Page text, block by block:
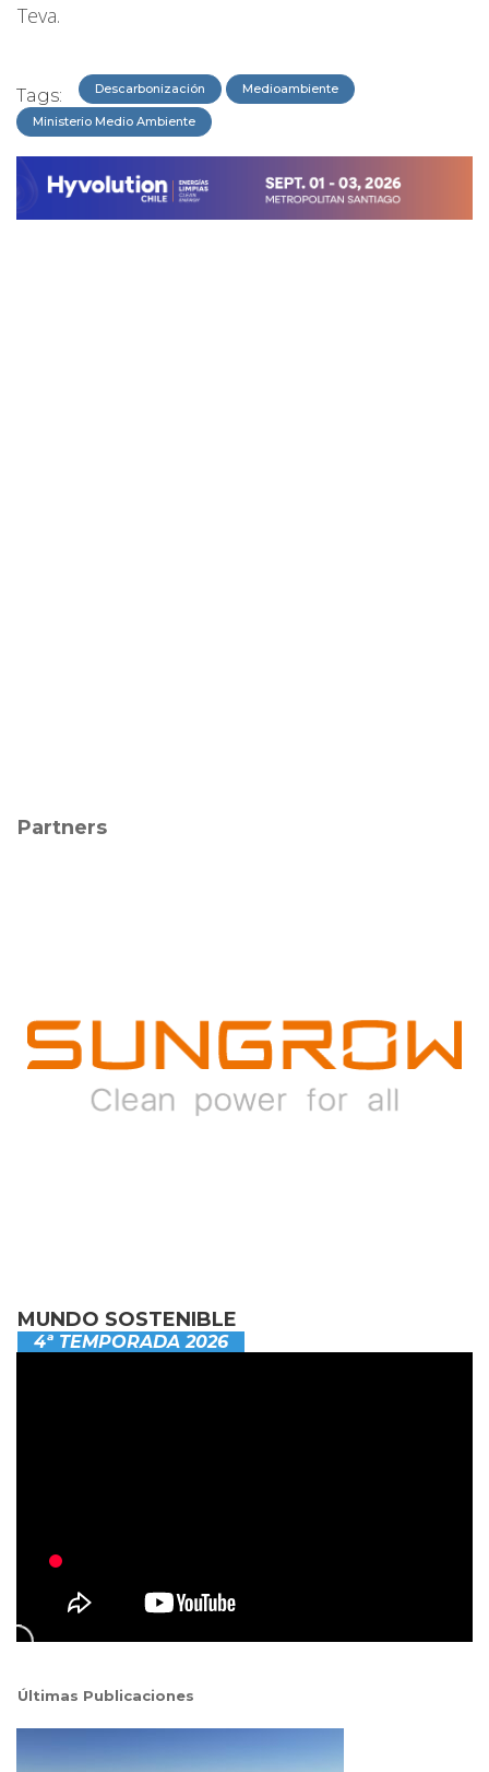
Teva.
Tags: Descarbonización Medioambiente
Ministerio Medio Ambiente
Partners
MUNDO SOSTENIBLE
4ª TEMPORADA 2026
Últimas Publicaciones